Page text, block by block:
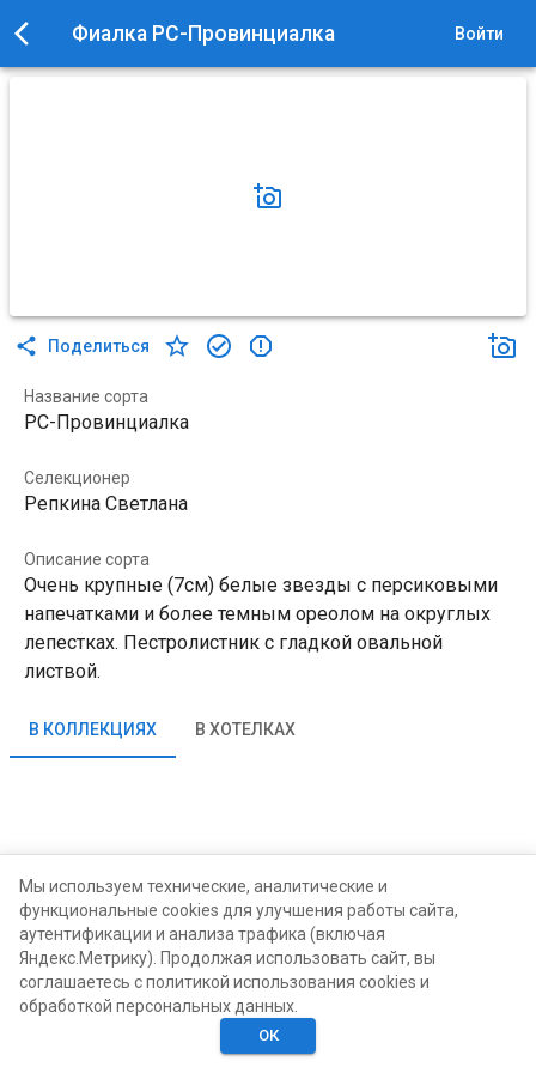
Фиалка РС-Провинциалка Войти
Поделиться
Название сорта
РС-Провинциалка
Селекционер
Репкина Светлана
Описание сорта
Очень крупные (7см) белые звезды с персиковыми
напечатками и более темным ореолом на округлых
лепестках. Пестролистник с гладкой овальной
листвой.
В КОЛЛЕКЦИЯХ В ХОТЕЛКАХ
Хотелки
Мы используем технические, аналитические и
функциональные cookies для улучшения работы сайта,
аутентификации и анализа трафика (включая
Яндекс.Метрику). Продолжая использовать сайт, вы
соглашаетесь с политикой использования cookies и
обработкой персональных данных.
ОК